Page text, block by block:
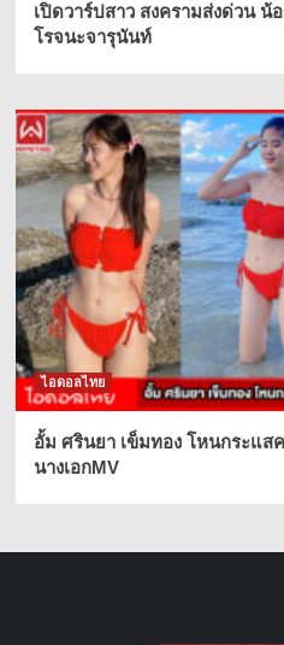
เปิดวาร์ปสาว สงครามส่งด่วน
โรจนะจารุนันท์
ไอดอลไทย
อั้ม ศรินยา เข็มทอง โหนกระแส
นางเอกMV